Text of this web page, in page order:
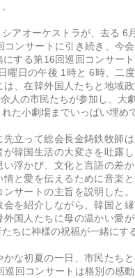
アオーケストラが、去る 6
コンサートに引き続き、今
にする第16回巡回コンサー
曜日の午後 1時と 6時、二
は、在韓外国人たちと地域
人の市民たちが参加し、大
た小劇場までいっぱい埋め
先立って総会長金鋳鉄牧師
が韓国生活の大変さを吐露
い浮かび、文化と言語の差
情と愛を伝えるために音楽
ンサートの主旨を説明した
会を紹介しながら、韓国と
外国人たちに母の温かい愛
ちに神様の祝福が一緒にす
かな初夏の一日、市民たち
巡回コンサートは格別の感